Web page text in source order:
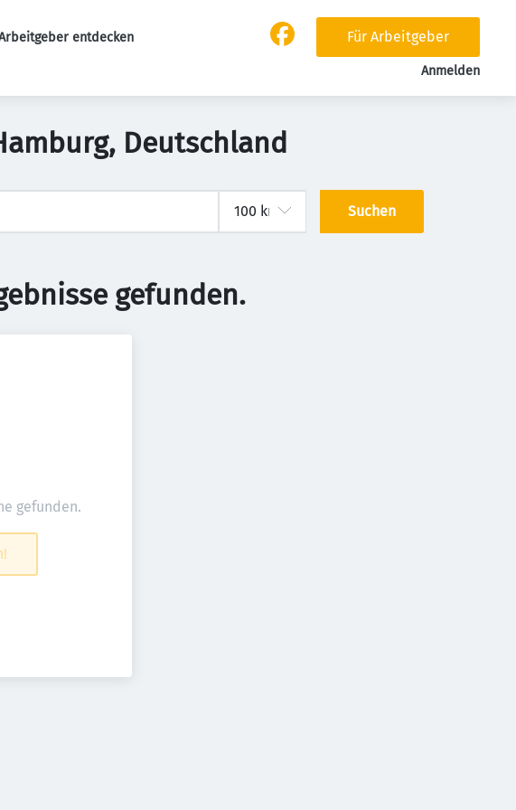
entdecken
Für Arbeitgeber
Anmelden
Deutschland
Suchen
gefunden.
gefunden.